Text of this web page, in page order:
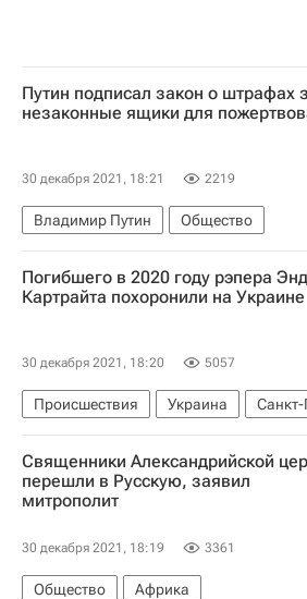
Путин подписал закон о штрафах
незаконные ящики для
30 декабря 2021, 18:21 2219
Владимир Путин
Общество
Благотворительность
Россия
Погибшего в 2020 году рэпера
Картрайта похоронили на Украине
30 декабря 2021, 18:20 5057
Происшествия Украина
Санкт-
Киевская область
Белая Церковь
Россия
Энди Картрайт Марина
Священники Александрийской
перешли в Русскую, заявил
митрополит
30 декабря 2021, 18:19 3361
Общество
Африка